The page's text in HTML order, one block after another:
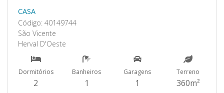
CASA
Código: 40149744
São Vicente
Herval D'Oeste
Dormitórios
2
Banheiros
1
Garagens
1
Terreno
360m²